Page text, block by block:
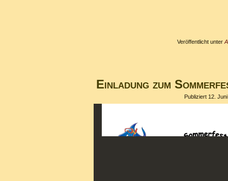
Veröffentlicht unter
Einladung zum
Publiziert 12.